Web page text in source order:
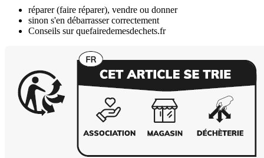
réparer (faire réparer), vendre ou donner
sinon s'en débarrasser correctement
Conseils sur quefairedemesdechets.fr